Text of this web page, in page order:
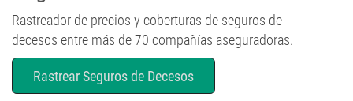
Rastreador de precios y coberturas de seguros de
decesos entre más de 70 compañías aseguradoras.
Rastrear Seguros de Decesos